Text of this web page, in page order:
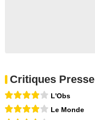
Critiques Presse
L'Obs
Le Monde